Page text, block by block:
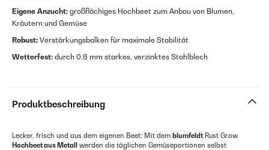
Eigene Anzucht: großflächiges Hochbeet zum Anbau von Blumen,
Kräutern und Gemüse
Robust: Verstärkungsbalken für maximale Stabilität
Wetterfest: durch 0,6 mm starkes, verzinktes Stahlblech
Produktbeschreibung
Lecker, frisch und aus dem eigenen Beet: Mit dem blumfeldtRust Grow
Hochbeet aus Metall
werden die täglichen Gemüseportionen selbst